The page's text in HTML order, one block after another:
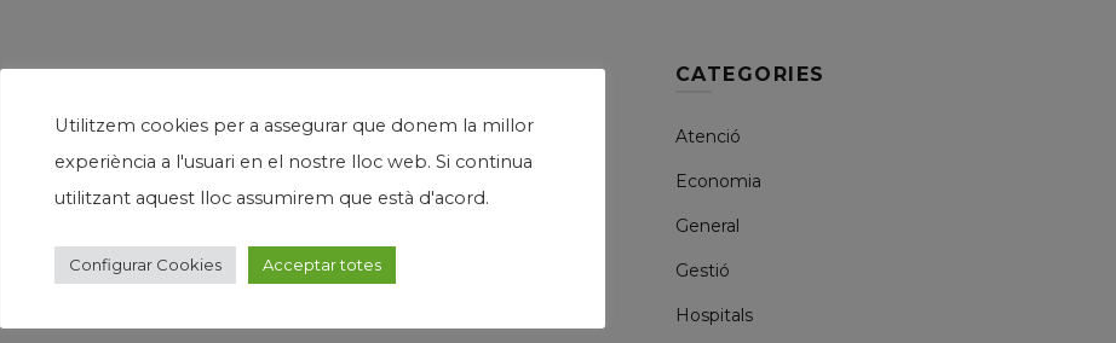
CATEGORIES
Atenció
Economia
General
Gestió
Hospitals
Utilitzem cookies per a assegurar que donem la millor
experiència a l'usuari en el nostre lloc web. Si continua
utilitzant aquest lloc assumirem que està d'acord.
Configurar Cookies Acceptar totes